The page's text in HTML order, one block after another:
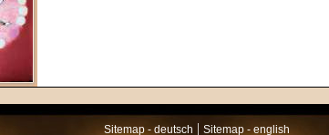
Sitemap - deutsch | Sitemap - english